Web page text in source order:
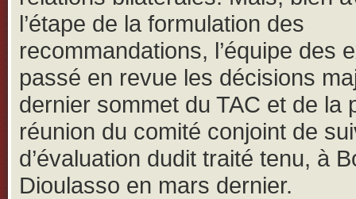
l’étape de la formulation des
recommandations, l’équipe des
passé en revue les décisions
dernier sommet du TAC et de la
réunion du comité conjoint de
d’évaluation dudit traité tenu, à
Dioulasso en mars dernier.